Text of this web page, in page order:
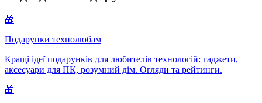
🎁
Подарунки технолюбам
Кращі ідеї подарунків для любителів технологій: гаджети,
аксесуари для ПК, розумний дім. Огляди та рейтинги.
🎁